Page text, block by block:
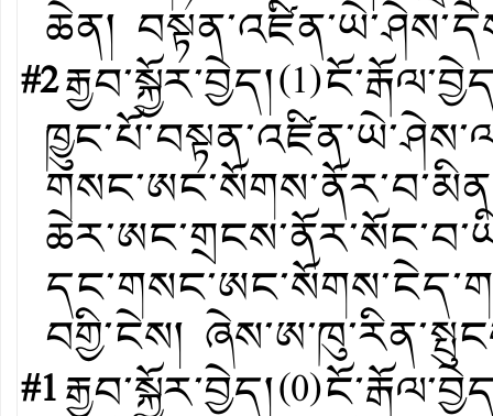
ཆེན།
#2རྒྱབ་སྐྱོར་བྱེད།(1)
བགྱི་ངེས།
#1རྒྱབ་སྐྱོར་བྱེད།(0)